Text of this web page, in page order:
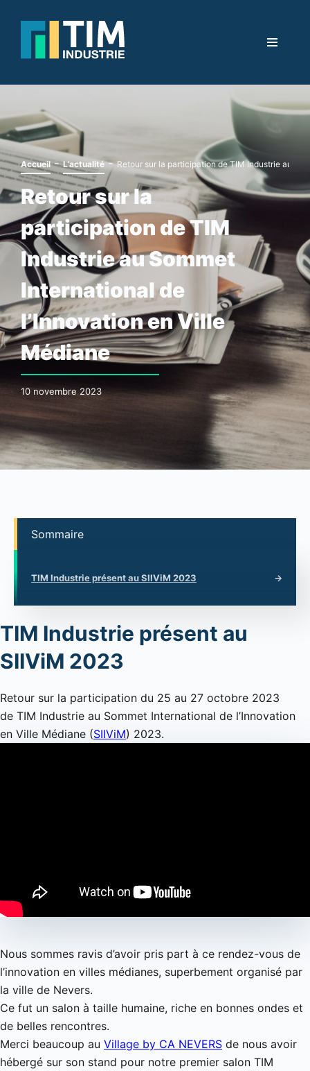
Accueil-L’actualité-Retour sur la participation de TIM Industrie au
Retour sur la
participation de TIM
Industrie au Sommet
International de
l’Innovation en Ville
Médiane
10 novembre 2023
Sommaire
TIM Industrie présent au SIIViM 2023
TIM Industrie présent au
SIIViM 2023
Retour sur la participation du 25 au 27 octobre 2023
de TIM Industrie au Sommet International de l’Innovation
en Ville Médiane (SIIViM) 2023.
Nous sommes ravis d’avoir pris part à ce rendez-vous de
l’innovation en villes médianes, superbement organisé par
la ville de Nevers.
Ce fut un salon à taille humaine, riche en bonnes ondes et
de belles rencontres.
Merci beaucoup au Village by CA NEVERS de nous avoir
hébergé sur son stand pour notre premier salon TIM